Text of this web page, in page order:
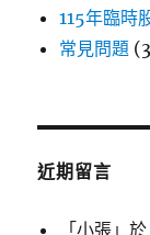
115年臨時
常見問題
近期留言
「小張 」